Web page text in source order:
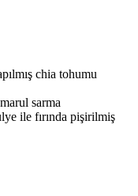
chia tohumu
sarma
ile fırında pişirilmiş